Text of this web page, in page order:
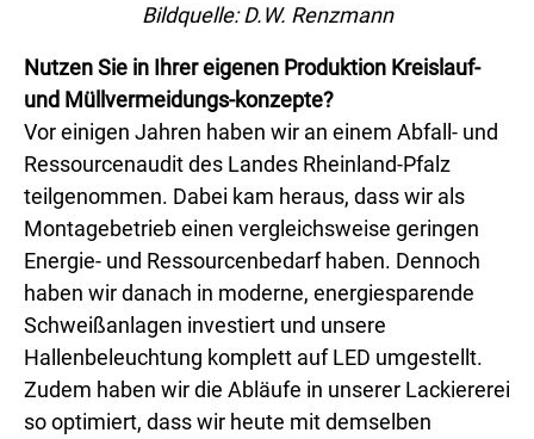
Bildquelle: D.W. Renzmann
Nutzen Sie in Ihrer eigenen Produktion Kreislauf-
und Müllvermeidungs-konzepte?
Vor einigen Jahren haben wir an einem Abfall- und
Ressourcenaudit des Landes Rheinland-Pfalz
teilgenommen. Dabei kam heraus, dass wir als
Montagebetrieb einen vergleichsweise geringen
Energie- und Ressourcenbedarf haben. Dennoch
haben wir danach in moderne, energiesparende
Schweißanlagen investiert und unsere
Hallenbeleuchtung komplett auf LED umgestellt.
Zudem haben wir die Abläufe in unserer Lackiererei
so optimiert, dass wir heute mit demselben